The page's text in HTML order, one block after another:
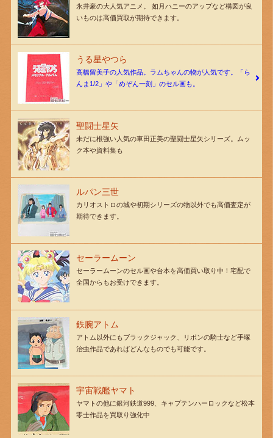
永井豪の大人気アニメ。 如月ハニーのアップなど構図が良
いものは高価買取が期待できます。
うる星やつら
高橋留美子の人気作品。ラムちゃんの物が人気です。「ら
んま1/2」や「めぞん一刻」のセル画も。
聖闘士星矢
未だに根強い人気の車田正美の聖闘士星矢シリーズ。ムッ
ク本や資料集も
ルパン三世
カリオストロの城や初期シリーズの物以外でも高価査定が
期待できます。
セーラームーン
セーラームーンのセル画や台本を高価買い取り中！宅配で
全国からもお受けできます。
鉄腕アトム
アトム以外にもブラックジャック、リボンの騎士など手塚
治虫作品であればどんなものでも可能です。
宇宙戦艦ヤマト
ヤマトの他に銀河鉄道999、キャプテンハーロックなど松本
零士作品を買取り強化中